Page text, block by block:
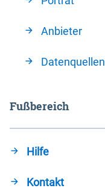
Anbieter
Datenquellen
Fußbereich
Hilfe
Kontakt